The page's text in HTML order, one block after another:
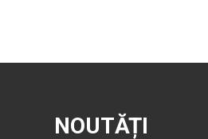
NOUTĂȚI